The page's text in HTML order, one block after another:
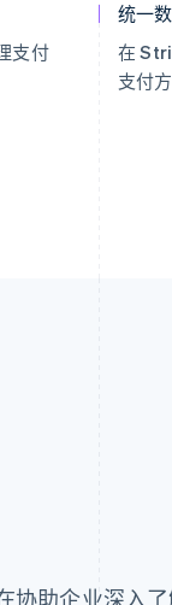
支付
统一
在
支付
协助企业深入